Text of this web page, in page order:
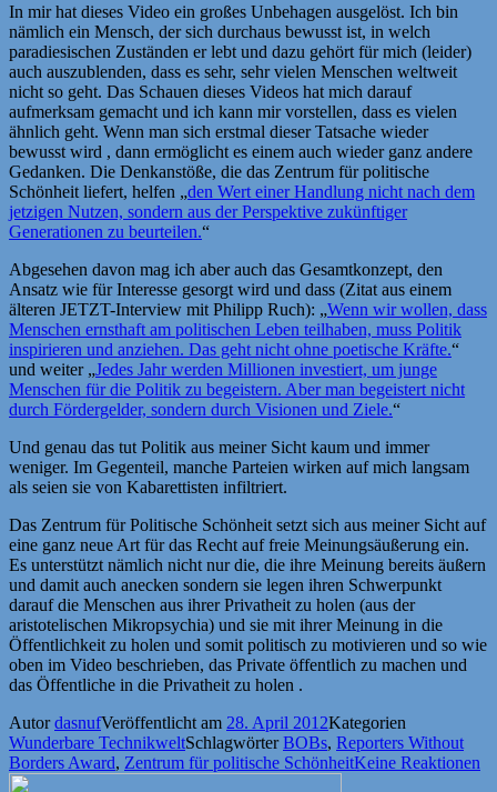
In mir hat dieses Video ein großes Unbehagen ausgelöst. Ich bin
nämlich ein Mensch, der sich durchaus bewusst ist, in welch
paradiesischen Zuständen er lebt und dazu gehört für mich (leider)
auch auszublenden, dass es sehr, sehr vielen Menschen weltweit
nicht so geht. Das Schauen dieses Videos hat mich darauf
aufmerksam gemacht und ich kann mir vorstellen, dass es vielen
ähnlich geht. Wenn man sich erstmal dieser Tatsache wieder
bewusst wird , dann ermöglicht es einem auch wieder ganz andere
Gedanken. Die Denkanstöße, die das Zentrum für politische
Schönheit liefert, helfen „den Wert einer Handlung nicht nach dem
jetzigen Nutzen, sondern aus der Perspektive zukünftiger
Generationen zu beurteilen.“
Abgesehen davon mag ich aber auch das Gesamtkonzept, den
Ansatz wie für Interesse gesorgt wird und dass (Zitat aus einem
älteren JETZT-Interview mit Philipp Ruch): „Wenn wir wollen, dass
Menschen ernsthaft am politischen Leben teilhaben, muss Politik
inspirieren und anziehen. Das geht nicht ohne poetische Kräfte.“
und weiter „Jedes Jahr werden Millionen investiert, um junge
Menschen für die Politik zu begeistern. Aber man begeistert nicht
durch Fördergelder, sondern durch Visionen und Ziele.“
Und genau das tut Politik aus meiner Sicht kaum und immer
weniger. Im Gegenteil, manche Parteien wirken auf mich langsam
als seien sie von Kabarettisten infiltriert.
Das Zentrum für Politische Schönheit setzt sich aus meiner Sicht auf
eine ganz neue Art für das Recht auf freie Meinungsäußerung ein.
Es unterstützt nämlich nicht nur die, die ihre Meinung bereits äußern
und damit auch anecken sondern sie legen ihren Schwerpunkt
darauf die Menschen aus ihrer Privatheit zu holen (aus der
aristotelischen Mikropsychia) und sie mit ihrer Meinung in die
Öffentlichkeit zu holen und somit politisch zu motivieren und so wie
oben im Video beschrieben, das Private öffentlich zu machen und
das Öffentliche in die Privatheit zu holen .
AutordasnufVeröffentlicht am 28. April 2012Kategorien
Wunderbare TechnikweltSchlagwörterBOBs, Reporters Without
Borders Award, Zentrum für politische SchönheitKeine Reaktionen